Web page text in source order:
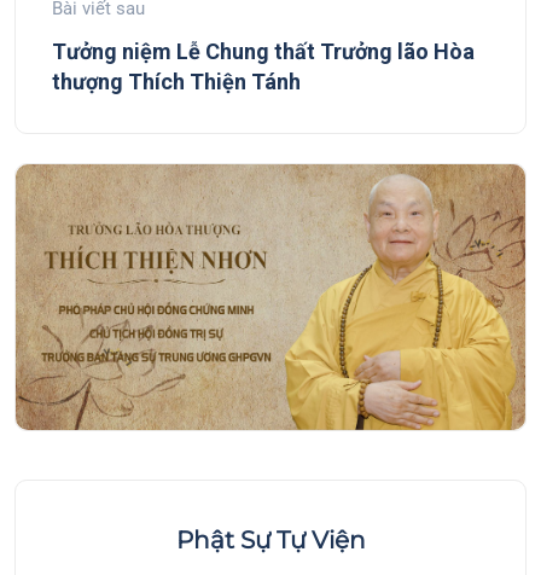
Bài viết sau
Tưởng niệm Lễ Chung thất Trưởng lão Hòa
thượng Thích Thiện Tánh
Phật Sự Tự Viện